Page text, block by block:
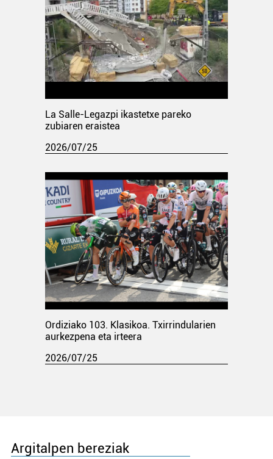
La Salle-Legazpi ikastetxe pareko
zubiaren eraistea
2026/07/25
Ordiziako 103. Klasikoa. Txirrindularien
aurkezpena eta irteera
2026/07/25
Argitalpen bereziak